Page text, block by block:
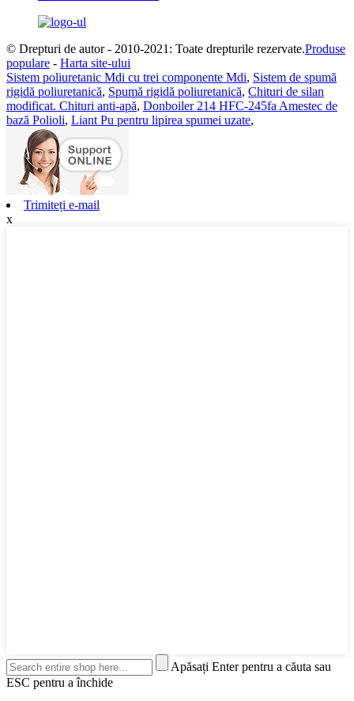
© Drepturi de autor - 2010-2021: Toate drepturile rezervate.Produse
populare - Harta site-ului
Sistem poliuretanic Mdi cu trei componente Mdi, Sistem de spumă
rigidă poliuretanică, Spumă rigidă poliuretanică, Chituri de silan
modificat. Chituri anti-apă, Donboiler 214 HFC-245fa Amestec de
bază Polioli, Liant Pu pentru lipirea spumei uzate,
Trimiteți e-mail
x
Apăsați Enter pentru a căuta sau
ESC pentru a închide